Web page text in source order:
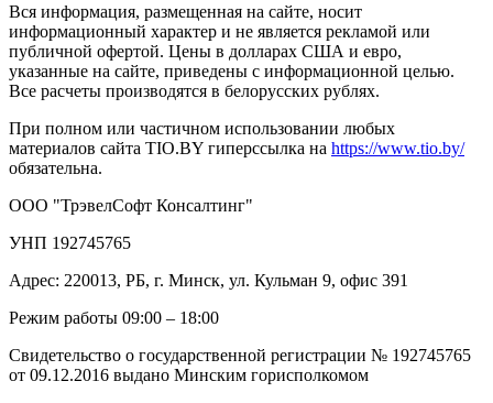
Вся информация, размещенная на сайте, носит
информационный характер и не является рекламой или
публичной офертой. Цены в долларах США и евро,
указанные на сайте, приведены с информационной целью.
Все расчеты производятся в белорусских рублях.
При полном или частичном использовании любых
материалов сайта TIO.BY гиперссылка на https://www.tio.by/
обязательна.
ООО "ТрэвелСофт Консалтинг"
УНП 192745765
Адрес: 220013, РБ, г. Минск, ул. Кульман 9, офис 391
Режим работы 09:00 – 18:00
Свидетельство о государственной регистрации № 192745765
от 09.12.2016 выдано Минским горисполкомом